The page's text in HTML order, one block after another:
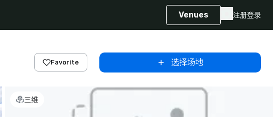
Venues 注册登录
Favorite 选择场地
三维